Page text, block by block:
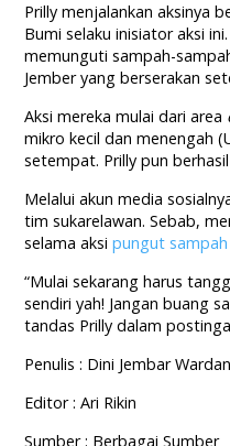
Prilly menjalankan aksinya
Bumi selaku inisiator aksi
memunguti sampah-
Jember yang berserakan
Aksi mereka mulai dari area
mikro kecil dan menengah
setempat. Prilly pun
Melalui akun media
tim sukarelawan. Sebab,
selama aksipungut sampah
“Mulai sekarang harus
sendiri yah! Jangan buang
tandas Prilly dalam
Penulis : Dini Jembar
Editor : Ari Rikin
Sumber : Berbagai Sumber